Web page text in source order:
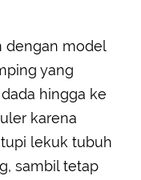
dengan model
yang
hingga ke
karena
lekuk tubuh
sambil tetap